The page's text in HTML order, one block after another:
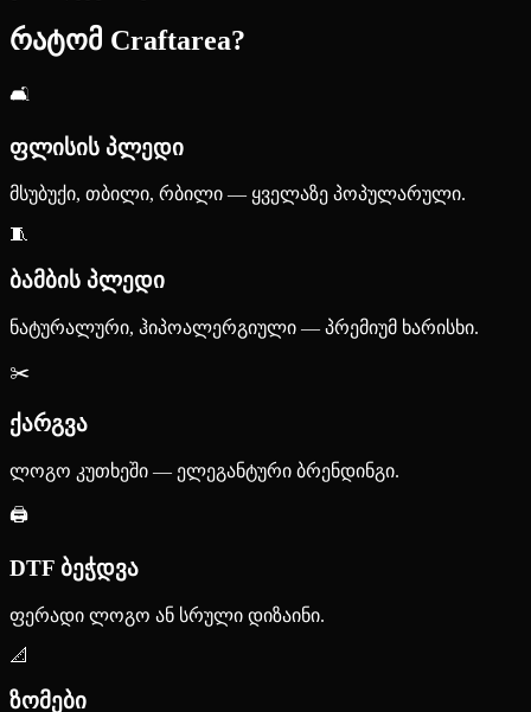
რატომ Craftarea?
🛋️
ფლისის პლედი
მსუბუქი, თბილი, რბილი — ყველაზე პოპულარული.
🧵
ბამბის პლედი
ნატურალური, ჰიპოალერგიული — პრემიუმ ხარისხი.
✂️
ქარგვა
ლოგო კუთხეში — ელეგანტური ბრენდინგი.
🖨️
DTF ბეჭდვა
ფერადი ლოგო ან სრული დიზაინი.
📐
ზომები